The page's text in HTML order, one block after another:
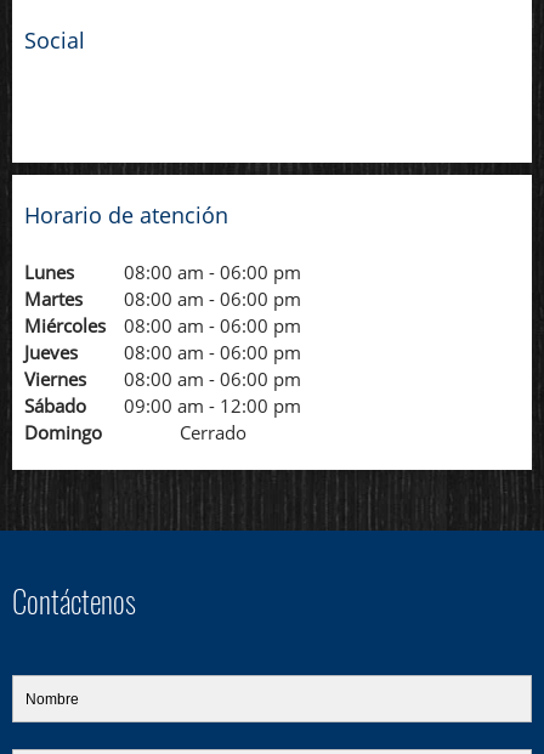
Social
Horario de atención
Lunes 08:00 am - 06:00 pm
Martes
08:00 am - 06:00 pm
Miércoles
08:00 am - 06:00 pm
Jueves
08:00 am - 06:00 pm
Viernes
08:00 am - 06:00 pm
Sábado
09:00 am - 12:00 pm
Domingo
Cerrado
Contáctenos